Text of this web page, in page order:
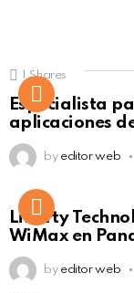
1 Shares
Especialista
aplicaciones
by editor web
Liberty
WiMax en
by editor web